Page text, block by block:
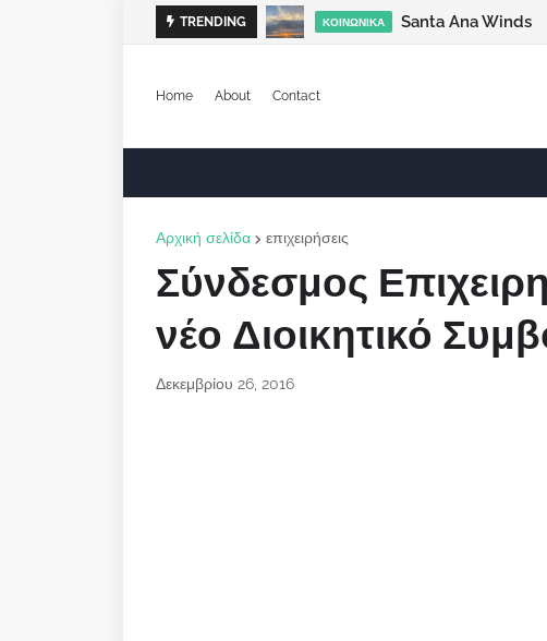
TRENDING ΚΟΙΝΩΝΙΚΆ Santa Ana Winds
Home About Contact
Αρχική σελίδα επιχειρήσεις
Σύνδεσμος
νέο Διοικητικό
Δεκεμβρίου 26, 2016